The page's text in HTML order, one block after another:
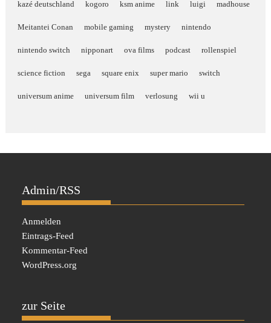
kazé deutschland kogoro ksm anime link luigi madhouse
Meitantei Conan mobile gaming mystery nintendo
nintendo switch nipponart ova films podcast rollenspiel
science fiction sega square enix super mario switch
universum anime universum film verlosung wii u
Admin/RSS
Anmelden
Eintrags-Feed
Kommentar-Feed
WordPress.org
zur Seite